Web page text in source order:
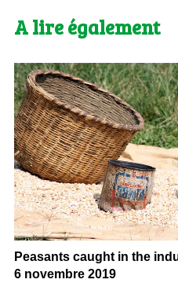
A lire également
Peasants caught in the
6 novembre 2019